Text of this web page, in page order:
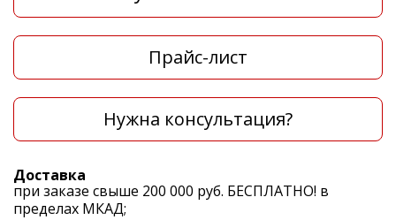
Прайс-лист
Нужна консультация?
Доставка
при заказе свыше 200 000 руб. БЕСПЛАТНО! в
пределах МКАД;